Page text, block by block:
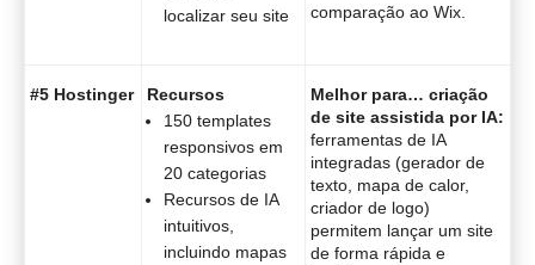
localizar seu site
comparação ao Wix.
#5 Hostinger
Recursos
150 templates
responsivos em
20 categorias
Recursos de IA
intuitivos,
incluindo mapas
Melhor para… criação
de site assistida por IA:
ferramentas de IA
integradas (gerador de
texto, mapa de calor,
criador de logo)
permitem lançar um site
de forma rápida e